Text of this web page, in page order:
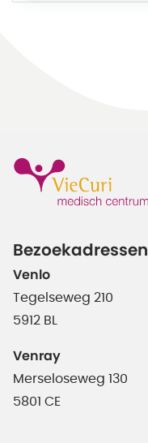
Bezoekadressen
Venlo
Tegelseweg 210
5912 BL
Venray
Merseloseweg 130
5801 CE